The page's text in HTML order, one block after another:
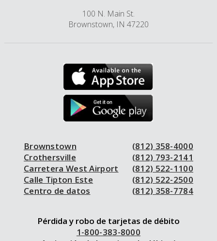
100 N. Main St.
Brownstown, IN 47220
Brownstown
(812) 358-4000
Crothersville
(812) 793-2141
Carretera West Airport
(812) 522-1100
Calle Tipton Este
(812) 522-2500
Centro de datos
(812) 358-7784
Pérdida y robo de tarjetas de débito
1-800-383-8000